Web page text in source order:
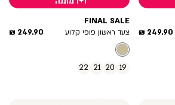
מחיר
249.90 ₪
FINAL SALE
צעד ראשון פופי קלוע
מחיר
249.90 ₪
19
20
21
22